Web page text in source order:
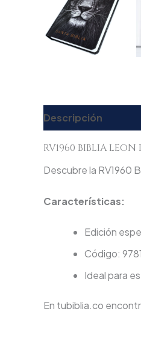
Descripción
RV1960 BIBLIA LEON
Descubre la RV1960
Características:
Edición
Código:
Ideal para
En tubiblia.co